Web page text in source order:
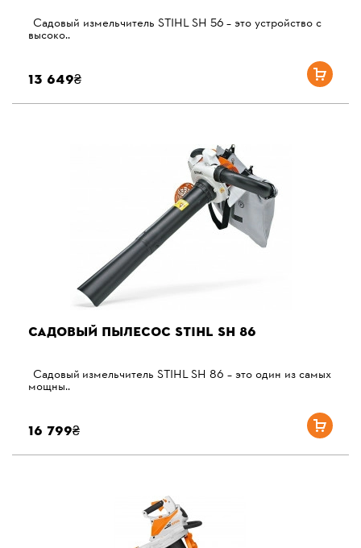
Садовый измельчитель STIHL SH 56 – это устройство с
высоко..
13 649₴
САДОВЫЙ ПЫЛЕСОС STIHL SH 86
Садовый измельчитель STIHL SH 86 – это один из самых
мощны..
16 799₴